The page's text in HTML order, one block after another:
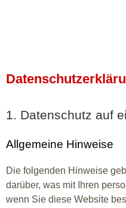
1. Datenschutz auf
Allgemeine Hinweise
Die folgenden Hinweise
darüber, was mit Ihren
wenn Sie diese Website